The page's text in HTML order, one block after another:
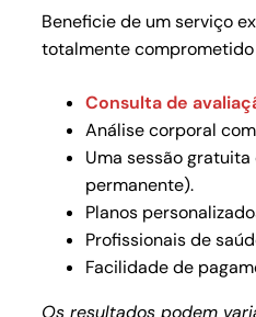
Beneficie de um serviço
totalmente
Consulta de
Análise corporal
Uma sessão
permanente).
Planos
Profissionais de
Facilidade de
Os resultados podem